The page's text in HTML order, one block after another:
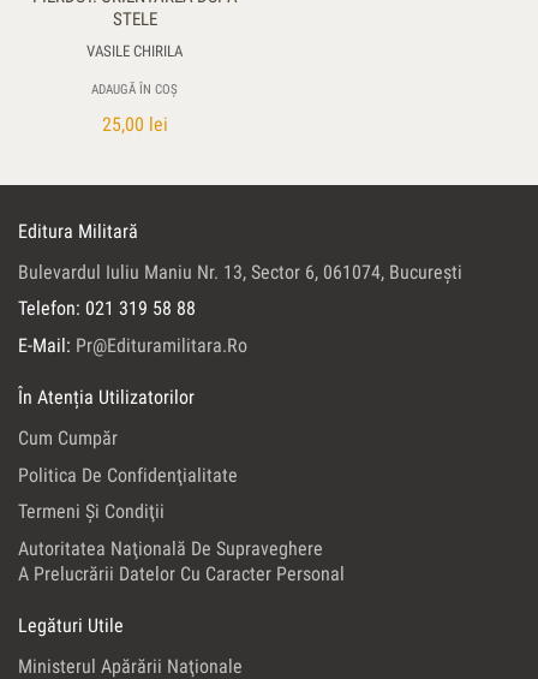
STELE
VASILE CHIRILA
ADAUGĂ ÎN COȘ
25,00 lei
Editura Militară
Bulevardul Iuliu Maniu Nr. 13, Sector 6, 061074, Bucureşti
Telefon: 021 319 58 88
E-Mail: Pr@edituramilitara.ro
În Atenția Utilizatorilor
Cum Cumpăr
Politica De Confidenţialitate
Termeni Şi Condiţii
Autoritatea Naţională De Supraveghere
A Prelucrării Datelor Cu Caracter Personal
Legături Utile
Ministerul Apărării Naţionale